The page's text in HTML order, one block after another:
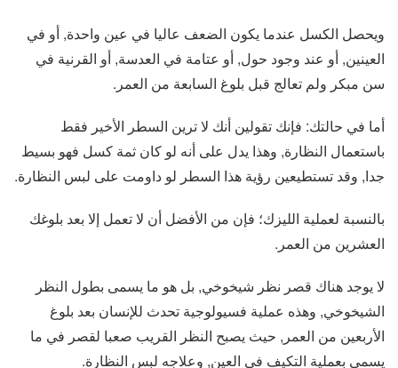
ويحصل الكسل عندما يكون الضعف عاليا في عين واحدة, أو في
العينين, أو عند وجود حول, أو عتامة في العدسة, أو القرنية في
سن مبكر ولم تعالج قبل بلوغ السابعة من العمر.
أما في حالتك: فإنك تقولين أنك لا ترين السطر الأخير فقط
باستعمال النظارة, وهذا يدل على أنه لو كان ثمة كسل فهو بسيط
جدا, وقد تستطيعين رؤية هذا السطر لو داومت على لبس النظارة.
بالنسبة لعملية الليزك؛ فإن من الأفضل أن لا تعمل إلا بعد بلوغك
العشرين من العمر.
لا يوجد هناك قصر نظر شيخوخي, بل هو ما يسمى بطول النظر
الشيخوخي, وهذه عملية فسيولوجية تحدث للإنسان بعد بلوغ
الأربعين من العمر, حيث يصبح النظر القريب صعبا لقصر في ما
يسمى بعملية التكيف في العين, وعلاجه لبس النظارة.